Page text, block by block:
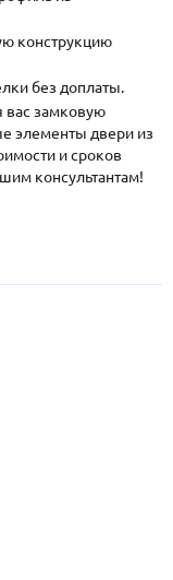
Как купить
конструкцию
без доплаты.
вас замковую
элементы двери из
и сроков
консультантам!